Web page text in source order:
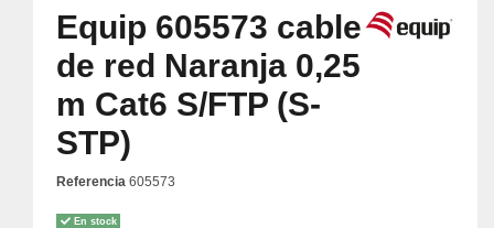
Equip 605573 cable
de red Naranja 0,25
m Cat6 S/FTP (S-
STP)
Referencia 605573
En stock